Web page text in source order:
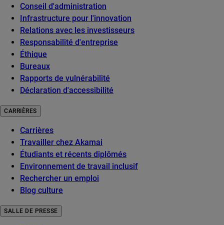
Conseil d'administration
Infrastructure pour l'innovation
Relations avec les investisseurs
Responsabilité d'entreprise
Éthique
Bureaux
Rapports de vulnérabilité
Déclaration d'accessibilité
CARRIÈRES
Carrières
Travailler chez Akamai
Étudiants et récents diplômés
Environnement de travail inclusif
Rechercher un emploi
Blog culture
SALLE DE PRESSE